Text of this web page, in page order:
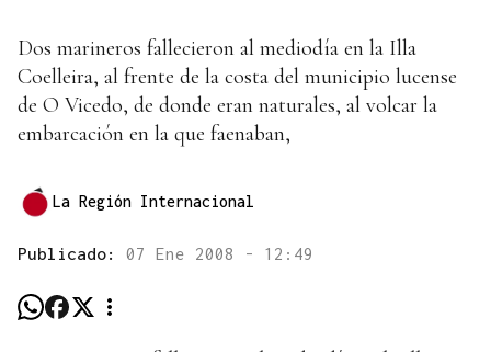
Dos marineros fallecieron al mediodía en la Illa
Coelleira, al frente de la costa del municipio lucense
de O Vicedo, de donde eran naturales, al volcar la
embarcación en la que faenaban,
La Región Internacional
Publicado: 07 Ene 2008 - 12:49